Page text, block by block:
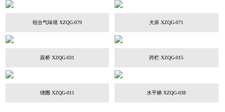
组合气味墙 XZQG-079 犬床 XZQG-071
跺桥 XZQG-031 跨栏 XZQG-015
绕圈 XZQG-011 水平梯 XZQG-038